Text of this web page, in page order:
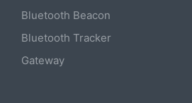
Bluetooth Beacon
Bluetooth Tracker
Gateway